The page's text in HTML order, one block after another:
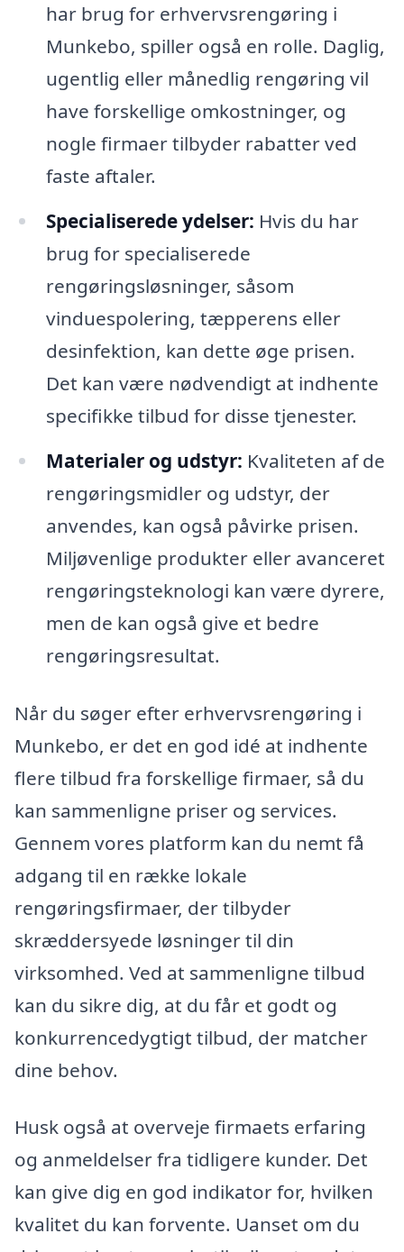
har brug for erhvervsrengøring i
Munkebo, spiller også en rolle. Daglig,
ugentlig eller månedlig rengøring vil
have forskellige omkostninger, og
nogle firmaer tilbyder rabatter ved
faste aftaler.
Specialiserede ydelser: Hvis du har
brug for specialiserede
rengøringsløsninger, såsom
vinduespolering, tæpperens eller
desinfektion, kan dette øge prisen.
Det kan være nødvendigt at indhente
specifikke tilbud for disse tjenester.
Materialer og udstyr: Kvaliteten af de
rengøringsmidler og udstyr, der
anvendes, kan også påvirke prisen.
Miljøvenlige produkter eller avanceret
rengøringsteknologi kan være dyrere,
men de kan også give et bedre
rengøringsresultat.
Når du søger efter erhvervsrengøring i
Munkebo, er det en god idé at indhente
flere tilbud fra forskellige firmaer, så du
kan sammenligne priser og services.
Gennem vores platform kan du nemt få
adgang til en række lokale
rengøringsfirmaer, der tilbyder
skræddersyede løsninger til din
virksomhed. Ved at sammenligne tilbud
kan du sikre dig, at du får et godt og
konkurrencedygtigt tilbud, der matcher
dine behov.
Husk også at overveje firmaets erfaring
og anmeldelser fra tidligere kunder. Det
kan give dig en god indikator for, hvilken
kvalitet du kan forvente. Uanset om du